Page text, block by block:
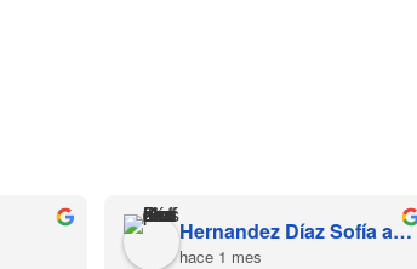
Hernandez Díaz Sofía alessandra
hace 1 mes